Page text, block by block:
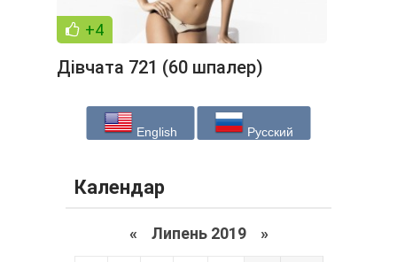
+4
Дівчата 721 (60 шпалер)
English Русский
Календар
« Липень 2019 »